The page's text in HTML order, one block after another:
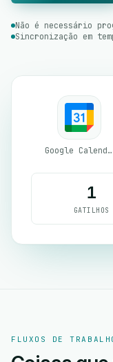
Não é necessário
Sincronização em
Google Calendar
1
GATILHOS
FLUXOS DE